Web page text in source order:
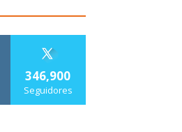
346,900
Seguidores